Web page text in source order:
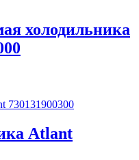
холодильника
Atlant